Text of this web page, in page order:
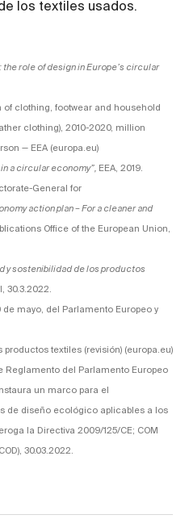
los textiles usados.
the role of design in Europe’s circular
of clothing, footwear and household
clothing), 2010-2020, million
— EEA (europa.eu)
a circular economy”, EEA, 2019.
General for
action plan – For a cleaner and
Office of the European Union,
y sostenibilidad de los productos
, 30.3.2022.
de mayo, del Parlamento Europeo y
textiles (revisión) (europa.eu)
Reglamento del Parlamento Europeo
un marco para el
de diseño ecológico aplicables a los
la Directiva 2009/125/CE; COM
30.03.2022.